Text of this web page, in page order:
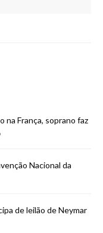
na França, soprano faz
Nacional da
de leilão de Neymar